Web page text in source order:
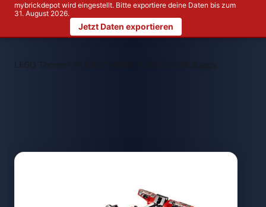
mybrickdepot wird eingestellt. Bitte exportiere deine Daten bis zum
31. August 2026.
Jetzt Daten exportieren
LEGO Themen > LEGO 8048 Buggy